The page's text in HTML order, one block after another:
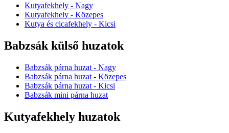
Kutyafekhely - Nagy
Kutyafekhely - Közepes
Kutya és cicafekhely - Kicsi
Babzsák külső huzatok
Babzsák párna huzat - Nagy
Babzsák párna huzat - Közepes
Babzsák párna huzat - Kicsi
Babzsák mini párna huzat
Kutyafekhely huzatok